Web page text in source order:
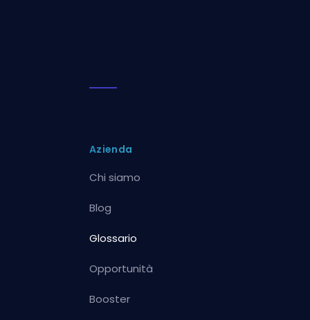
Azienda
Chi siamo
Blog
Glossario
Opportunità
Booster